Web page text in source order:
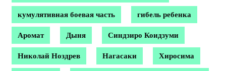
кумулятивная боевая часть гибель ребенка
Аромат Дыня Синдзиро Коидзуми
Николай Ноздрев Нагасаки Хиросима